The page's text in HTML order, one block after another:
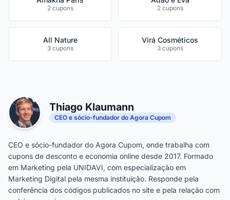
2 cupons 2 cupons
All Nature
3 cupons
Virá Cosméticos
3 cupons
Thiago Klaumann
CEO e sócio-fundador do Agora Cupom
CEO e sócio-fundador do Agora Cupom, onde trabalha com
cupons de desconto e economia online desde 2017. Formado
em Marketing pela UNIDAVI, com especialização em
Marketing Digital pela mesma instituição. Responde pela
conferência dos códigos publicados no site e pela relação com